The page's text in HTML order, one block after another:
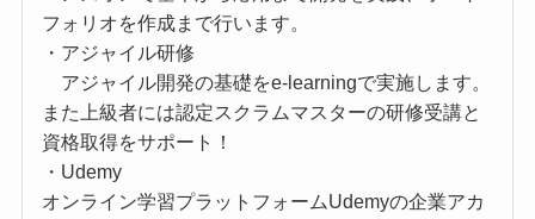
フォリオを作成まで行います。
・アジャイル研修
アジャイル開発の基礎をe-learningで実施します。
また上級者には認定スクラムマスターの研修受講と
資格取得をサポート！
・Udemy
オンライン学習プラットフォームUdemyの企業アカ